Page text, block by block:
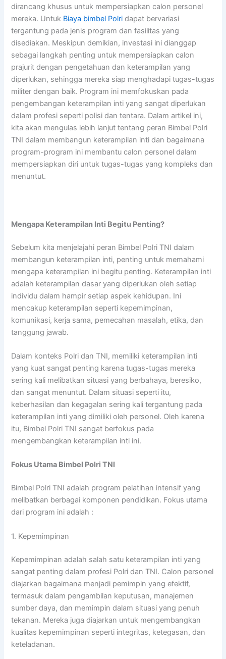
dirancang khusus untuk mempersiapkan calon personel
mereka. Untuk Biaya bimbel Polri dapat bervariasi
tergantung pada jenis program dan fasilitas yang
disediakan. Meskipun demikian, investasi ini dianggap
sebagai langkah penting untuk mempersiapkan calon
prajurit dengan pengetahuan dan keterampilan yang
diperlukan, sehingga mereka siap menghadapi tugas-tugas
militer dengan baik. Program ini memfokuskan pada
pengembangan keterampilan inti yang sangat diperlukan
dalam profesi seperti polisi dan tentara. Dalam artikel ini,
kita akan mengulas lebih lanjut tentang peran Bimbel Polri
TNI dalam membangun keterampilan inti dan bagaimana
program-program ini membantu calon personel dalam
mempersiapkan diri untuk tugas-tugas yang kompleks dan
menuntut.
Mengapa Keterampilan Inti Begitu Penting?
Sebelum kita menjelajahi peran Bimbel Polri TNI dalam
membangun keterampilan inti, penting untuk memahami
mengapa keterampilan ini begitu penting. Keterampilan inti
adalah keterampilan dasar yang diperlukan oleh setiap
individu dalam hampir setiap aspek kehidupan. Ini
mencakup keterampilan seperti kepemimpinan,
komunikasi, kerja sama, pemecahan masalah, etika, dan
tanggung jawab.
Dalam konteks Polri dan TNI, memiliki keterampilan inti
yang kuat sangat penting karena tugas-tugas mereka
sering kali melibatkan situasi yang berbahaya, beresiko,
dan sangat menuntut. Dalam situasi seperti itu,
keberhasilan dan kegagalan sering kali tergantung pada
keterampilan inti yang dimiliki oleh personel. Oleh karena
itu, Bimbel Polri TNI sangat berfokus pada
mengembangkan keterampilan inti ini.
Fokus Utama Bimbel Polri TNI
Bimbel Polri TNI adalah program pelatihan intensif yang
melibatkan berbagai komponen pendidikan. Fokus utama
dari program ini adalah :
1. Kepemimpinan
Kepemimpinan adalah salah satu keterampilan inti yang
sangat penting dalam profesi Polri dan TNI. Calon personel
diajarkan bagaimana menjadi pemimpin yang efektif,
termasuk dalam pengambilan keputusan, manajemen
sumber daya, dan memimpin dalam situasi yang penuh
tekanan. Mereka juga diajarkan untuk mengembangkan
kualitas kepemimpinan seperti integritas, ketegasan, dan
keteladanan.